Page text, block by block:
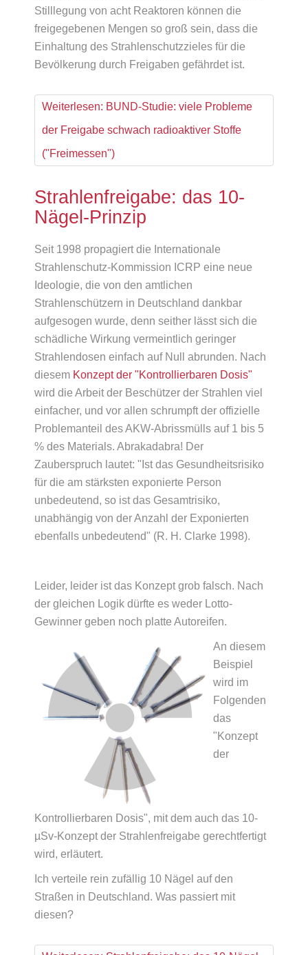
Stilllegung von acht Reaktoren können die
freigegebenen Mengen so groß sein, dass die
Einhaltung des Strahlenschutzzieles für die
Bevölkerung durch Freigaben gefährdet ist.
Weiterlesen: BUND-Studie: viele Probleme
der Freigabe schwach radioaktiver Stoffe
("Freimessen")
Strahlenfreigabe: das 10-
Nägel-Prinzip
Seit 1998 propagiert die Internationale
Strahlenschutz-Kommission ICRP eine neue
Ideologie, die von den amtlichen
Strahlenschützern in Deutschland dankbar
aufgesogen wurde, denn seither lässt sich die
schädliche Wirkung vermeintlich geringer
Strahlendosen einfach auf Null abrunden. Nach
diesem Konzept der "Kontrollierbaren Dosis"
wird die Arbeit der Beschützer der Strahlen viel
einfacher, und vor allen schrumpft der offizielle
Problemanteil des AKW-Abrissmülls auf 1 bis 5
% des Materials. Abrakadabra! Der
Zauberspruch lautet: "Ist das Gesundheitsrisiko
für die am stärksten exponierte Person
unbedeutend, so ist das Gesamtrisiko,
unabhängig von der Anzahl der Exponierten
ebenfalls unbedeutend" (R. H. Clarke 1998).
Leider, leider ist das Konzept grob falsch. Nach
der gleichen Logik dürfte es weder Lotto-
Gewinner geben noch platte Autoreifen.
An diesem
Beispiel
wird im
Folgenden
das
"Konzept
der
Kontrollierbaren Dosis", mit dem auch das 10-
µSv-Konzept der Strahlenfreigabe gerechtfertigt
wird, erläutert.
Ich verteile rein zufällig 10 Nägel auf den
Straßen in Deutschland. Was passiert mit
diesen?